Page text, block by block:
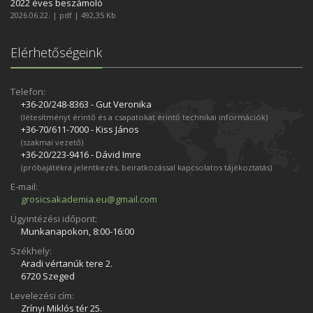
2022 éves beszámoló
2026.06.22. | pdf | 492,35 Kb
Elérhetőségeink
Telefon:
+36-20/248­-8363 - Gut Veronika
(létesítményt érintő és a csapatokat érintő technikai információk)
+36-70/611­-7000 - Kiss János
(szakmai vezető)
+36-20/223­-9416 - Dávid Imre
(próbajátékra jelentkezés, beiratkozással kapcsolatos tájékoztatás)
E-mail:
grosicsakademia.eu@gmail.com
Ügyintézési időpont:
Munkanapokon, 8:00-16:00
Székhely:
Aradi vértanúk tere 2.
6720 Szeged
Levelezési cím:
Zrínyi Miklós tér 25.